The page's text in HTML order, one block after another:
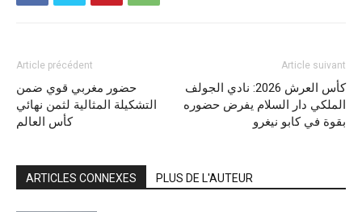
Article précédent
حضور مغربي قوي ضمن
التشكيلة المثالية لثمن نهائي
كأس العالم
Article suivant
كأس العرش 2026: نادي الجولف
الملكي دار السلام يفرض حضوره
بقوة في كابو نيغرو
ARTICLES CONNEXES PLUS DE L'AUTEUR